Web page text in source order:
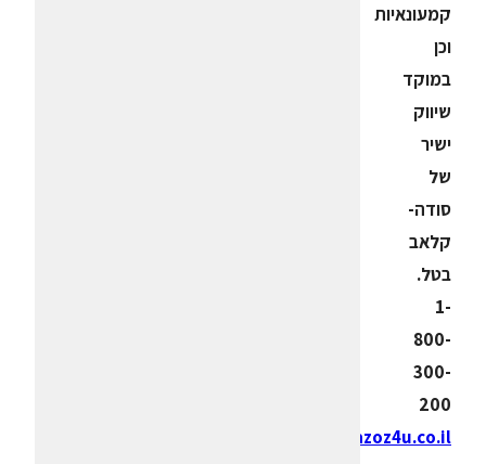
קמעונאיות
וכן
במוקד
שיווק
ישיר
של
סודה-
קלאב
בטל.
1-
800-
300-
200
www.gazoz4u.co.il